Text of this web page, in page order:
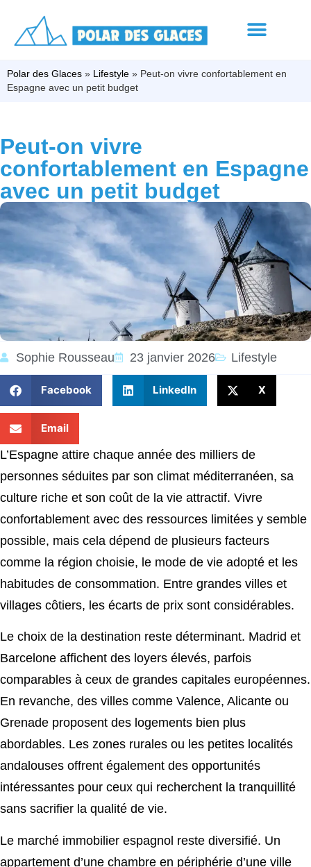
Polar des Glaces » Lifestyle » Peut-on vivre confortablement en
Espagne avec un petit budget
Peut-on vivre
confortablement en Espagne
avec un petit budget
Sophie Rousseau 23 janvier 2026 Lifestyle
Facebook LinkedIn X
Email
L’Espagne attire chaque année des milliers de
personnes séduites par son climat méditerranéen, sa
culture riche et son coût de la vie attractif. Vivre
confortablement avec des ressources limitées y semble
possible, mais cela dépend de plusieurs facteurs
comme la région choisie, le mode de vie adopté et les
habitudes de consommation. Entre grandes villes et
villages côtiers, les écarts de prix sont considérables.
Le choix de la destination reste déterminant. Madrid et
Barcelone affichent des loyers élevés, parfois
comparables à ceux de grandes capitales européennes.
En revanche, des villes comme Valence, Alicante ou
Grenade proposent des logements bien plus
abordables. Les zones rurales ou les petites localités
andalouses offrent également des opportunités
intéressantes pour ceux qui recherchent la tranquillité
sans sacrifier la qualité de vie.
Le marché immobilier espagnol reste diversifié. Un
appartement d’une chambre en périphérie d’une ville